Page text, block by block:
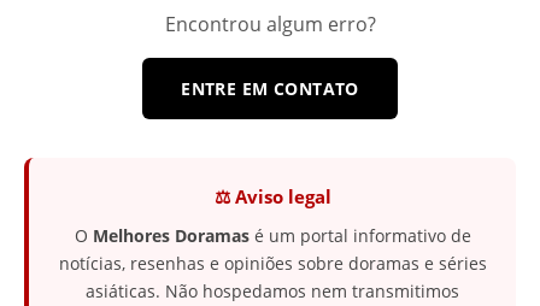
Encontrou algum erro?
ENTRE EM CONTATO
⚖️ Aviso legal
O Melhores Doramasé um portal informativo de
notícias, resenhas e opiniões sobre doramas e séries
asiáticas. Não hospedamos nem transmitimos